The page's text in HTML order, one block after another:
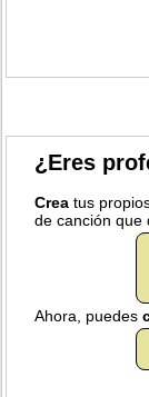
¿Eres
Crea tus
de canción
Ahora, puedes